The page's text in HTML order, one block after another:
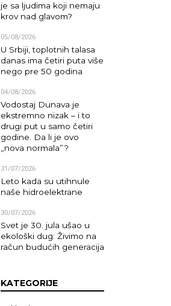
je sa ljudima koji nemaju
krov nad glavom?
05/08/2026
U Srbiji, toplotnih talasa
danas ima četiri puta više
nego pre 50 godina
04/08/2026
Vodostaj Dunava je
ekstremno nizak – i to
drugi put u samo četiri
godine. Da li je ovo
„nova normala”?
31/07/2026
Leto kada su utihnule
naše hidroelektrane
30/07/2026
Svet je 30. jula ušao u
ekološki dug: Živimo na
račun budućih generacija
KATEGORIJE